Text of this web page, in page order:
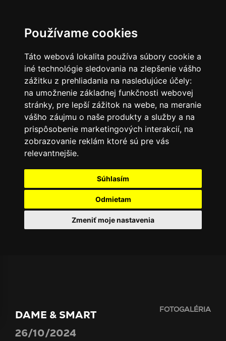
Používame cookies
Táto webová lokalita používa súbory cookie a
iné technológie sledovania na zlepšenie vášho
zážitku z prehliadania na nasledujúce účely:
na umožnenie základnej funkčnosti webovej
stránky, pre lepší zážitok na webe, na meranie
vášho záujmu o naše produkty a služby a na
prispôsobenie marketingových interakcií, na
zobrazovanie reklám ktoré sú pre vás
relevantnejšie.
Súhlasím
Odmietam
Zmeniť moje nastavenia
DAME & SMART
26/10/2024
FOTOGALÉRIA